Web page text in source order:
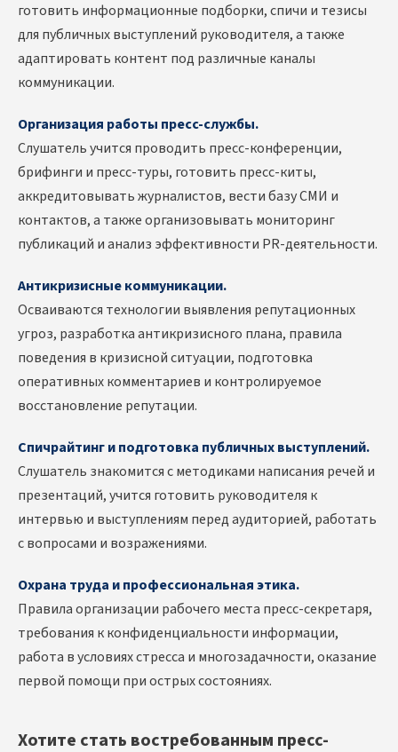
готовить информационные подборки, спичи и тезисы
для публичных выступлений руководителя, а также
адаптировать контент под различные каналы
коммуникации.
Организация работы пресс-службы.
Слушатель учится проводить пресс-конференции,
брифинги и пресс-туры, готовить пресс-киты,
аккредитовывать журналистов, вести базу СМИ и
контактов, а также организовывать мониторинг
публикаций и анализ эффективности PR-деятельности.
Антикризисные коммуникации.
Осваиваются технологии выявления репутационных
угроз, разработка антикризисного плана, правила
поведения в кризисной ситуации, подготовка
оперативных комментариев и контролируемое
восстановление репутации.
Спичрайтинг и подготовка публичных выступлений.
Слушатель знакомится с методиками написания речей и
презентаций, учится готовить руководителя к
интервью и выступлениям перед аудиторией, работать
с вопросами и возражениями.
Охрана труда и профессиональная этика.
Правила организации рабочего места пресс-секретаря,
требования к конфиденциальности информации,
работа в условиях стресса и многозадачности, оказание
первой помощи при острых состояниях.
Хотите стать востребованным пресс-